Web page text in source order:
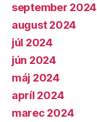
september 2024
august 2024
júl 2024
jún 2024
máj 2024
apríl 2024
marec 2024